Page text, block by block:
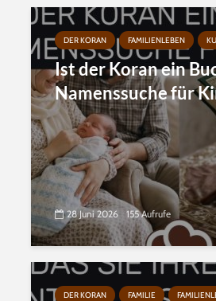
DER KORAN FAMILIENLEBEN
Ist der Koran ein
Namenssuche für
28 Juni 2026 155 Aufrufe
DER KORAN FAMILIE